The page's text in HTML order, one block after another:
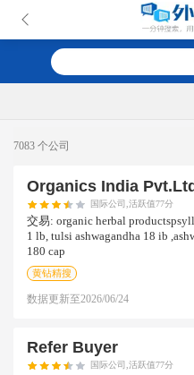
7083 个公司
Organics India
国际公司,活跃值77分
交易: organic herbal
1 lb, tulsi ashwagandha 18 ib
180 cap
黄钻精搜
数据更新至2026/06/24
Refer Buyer
国际公司,活跃值77分